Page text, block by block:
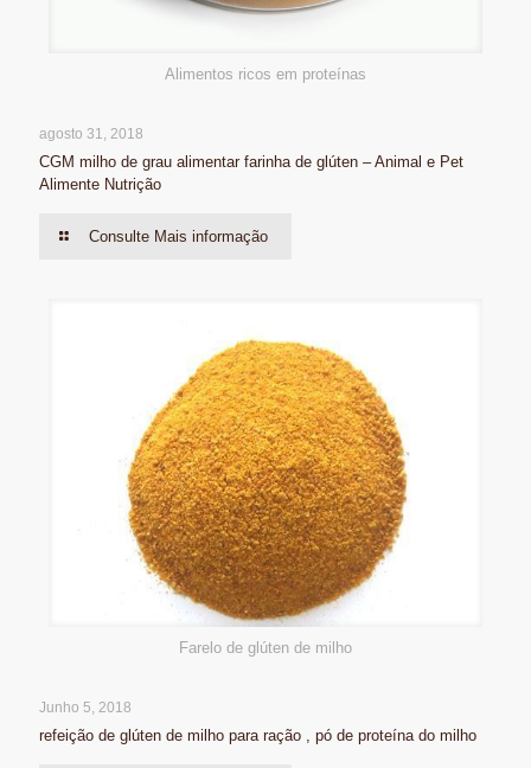
Alimentos ricos em proteínas
agosto 31, 2018
CGM milho de grau alimentar farinha de glúten – Animal e Pet
Alimente Nutrição
Consulte Mais informação
Farelo de glúten de milho
Junho 5, 2018
refeição de glúten de milho para ração , pó de proteína do milho